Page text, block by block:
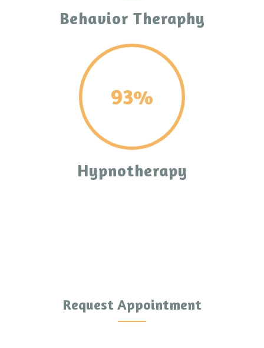
Behavior Theraphy
93%
Hypnotherapy
Request Appointment